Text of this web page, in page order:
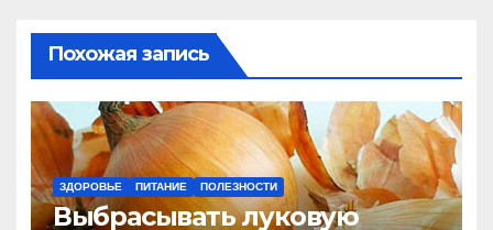
Похожая запись
ЗДОРОВЬЕ ПИТАНИЕ ПОЛЕЗНОСТИ
Выбрасывать луковую